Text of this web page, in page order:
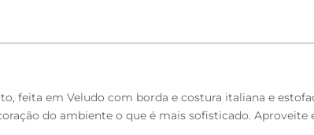
feita em Veludo com borda e costura italiana e
do ambiente o que é mais sofisticado. Aproveite